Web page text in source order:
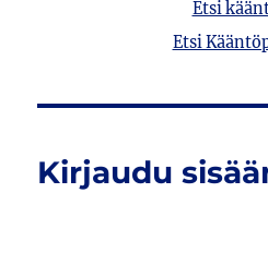
Etsi
Etsi
Kirjaudu